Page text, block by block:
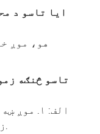
الف: ۱.
زموږ د پیرودونکي ګټې ډاډمن کړو.